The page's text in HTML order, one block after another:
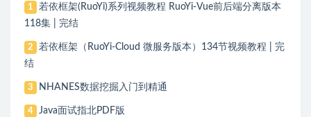
1
若依框架(RuoYi)系列视频教程 RuoYi-Vue前后端分离版本
118集 | 完结
2
若依框架（RuoYi-Cloud 微服务版本）134节视频教程 | 完
结
3 NHANES数据挖掘入门到精通
4 Java面试指北PDF版